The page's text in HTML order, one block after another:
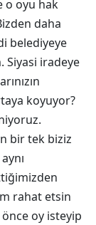
o oyu hak
daha
belediyeye
Siyasi iradeye
koyuyor?
bir tek biziz
rahat etsin
oy isteyip